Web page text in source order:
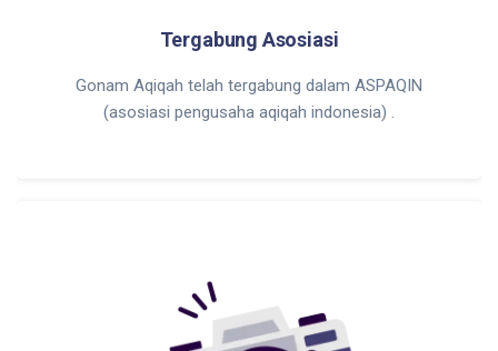
Tergabung Asosiasi
Gonam Aqiqah telah tergabung dalam ASPAQIN
(asosiasi pengusaha aqiqah indonesia) .